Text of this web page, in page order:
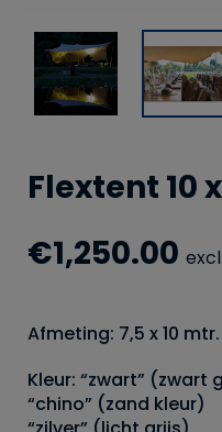
Flextent 10
€1,250.00
Afmeting: 7,5 x 10 mtr.
Kleur: “zwart” (zwart
“chino” (zand kleur)